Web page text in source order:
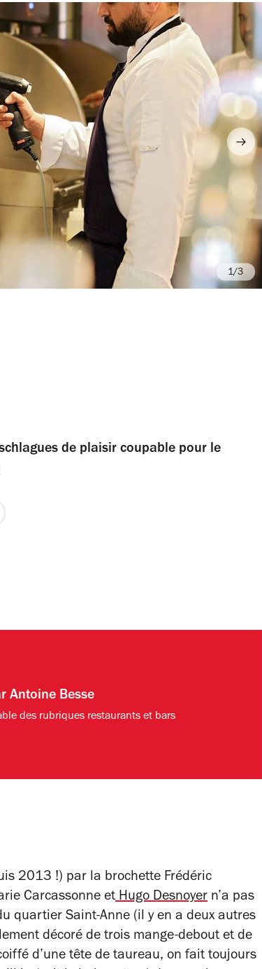
/3
de plaisir coupable pour le
Antoine Besse
des rubriques restaurants et bars
2013 !) par la brochette Frédéric
Carcassonne et Hugo Desnoyer n’a pas
quartier Saint-Anne (il y en a deux autres
décoré de trois mange-debout et de
d’une tête de taureau, on fait toujours